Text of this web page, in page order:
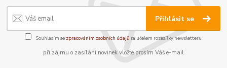
Přihlásit se
Souhlasím se zpracováním osobních údajůza účelem rozesílky newsletteru.
při zájmu o zasílání novinek vložte prosím Váš e-mail